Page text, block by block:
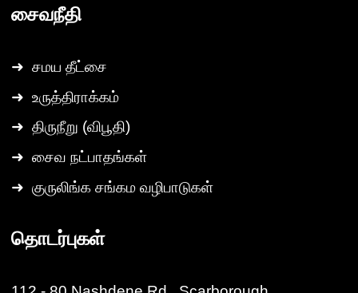
சைவநீதி
➜ சமய தீட்சை
➜ உருத்திராக்கம்
➜ திருநீறு (விபூதி)
➜ சைவ நட்பாதங்கள்
➜ குருலிங்க சங்கம வழிபாடுகள்
தொடர்புகள்